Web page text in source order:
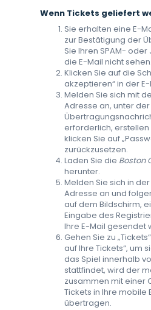
Wenn Tickets geliefert
Sie erhalten eine E-
zur Bestätigung der
Sie Ihren SPAM-
die E-Mail nicht sehen.
Klicken Sie auf die
akzeptieren“ in der
Melden Sie sich mit
Adresse an, unter der
erforderlich,
klicken Sie auf
zurückzusetzen.
Laden Sie die Boston
herunter.
Melden Sie sich in
Adresse an und
auf dem Bildschirm,
Eingabe des
Ihre E-Mail gesendet
Gehen Sie zu
auf Ihre Tickets“, um
das Spiel innerhalb
stattfindet, wird der
zusammen mit einer
Tickets in Ihre mobile
übertragen.